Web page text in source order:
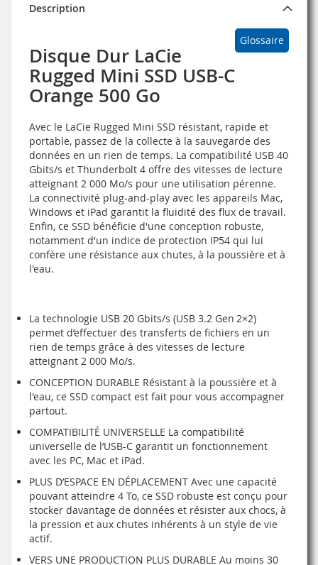
Description
Glossaire
Disque Dur LaCie
Rugged Mini SSD USB-C
Orange 500 Go
Avec le LaCie Rugged Mini SSD résistant, rapide et
portable, passez de la collecte à la sauvegarde des
données en un rien de temps. La compatibilité USB 40
Gbits/s et Thunderbolt 4 offre des vitesses de lecture
atteignant 2 000 Mo/s pour une utilisation pérenne.
La connectivité plug-and-play avec les appareils Mac,
Windows et iPad garantit la fluidité des flux de travail.
Enfin, ce SSD bénéficie d'une conception robuste,
notamment d'un indice de protection IP54 qui lui
confère une résistance aux chutes, à la poussière et à
l'eau.
La technologie USB 20 Gbits/s (USB 3.2 Gen 2×2)
permet d’effectuer des transferts de fichiers en un
rien de temps grâce à des vitesses de lecture
atteignant 2 000 Mo/s.
CONCEPTION DURABLE Résistant à la poussière et à
l'eau, ce SSD compact est fait pour vous accompagner
partout.
COMPATIBILITÉ UNIVERSELLE La compatibilité
universelle de l’USB-C garantit un fonctionnement
avec les PC, Mac et iPad.
PLUS D’ESPACE EN DÉPLACEMENT Avec une capacité
pouvant atteindre 4 To, ce SSD robuste est conçu pour
stocker davantage de données et résister aux chocs, à
la pression et aux chutes inhérents à un style de vie
actif.
VERS UNE PRODUCTION PLUS DURABLE Au moins 30